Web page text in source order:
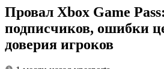
Провал Xbox Game
подписчиков, ошибки
доверия игроков